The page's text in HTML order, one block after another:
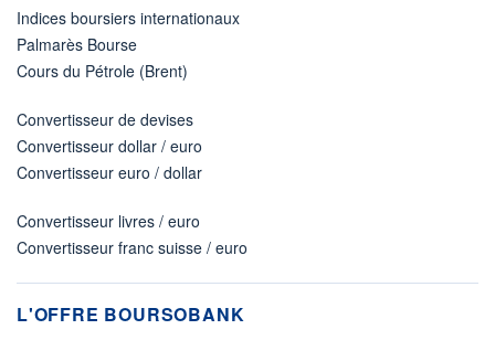
Indices boursiers internationaux
Palmarès Bourse
Cours du Pétrole (Brent)
Convertisseur de devises
Convertisseur dollar / euro
Convertisseur euro / dollar
Convertisseur livres / euro
Convertisseur franc suisse / euro
L'OFFRE BOURSOBANK